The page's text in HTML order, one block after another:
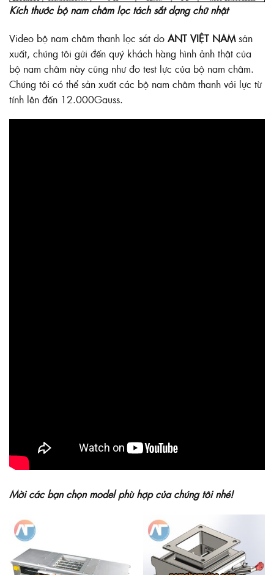
Kích thước bộ nam châm lọc tách sắt dạng chữ nhật
Video bộ nam châm thanh lọc sắt do ANT VIỆT NAMsản
xuất, chúng tôi gửi đến quý khách hàng hình ảnh thật của
bộ nam châm này cũng như đo test lực của bộ nam châm.
Chúng tôi có thể sản xuất các bộ nam châm thanh với lực từ
tính lên đến 12.000Gauss.
Mời các bạn chọn model phù hợp của chúng tôi nhé!